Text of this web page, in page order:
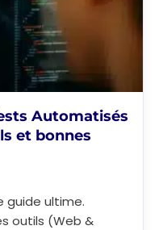
Automatisés
et bonnes
guide ultime.
outils (Web &